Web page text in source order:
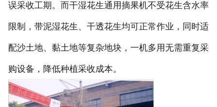
误采收工期。而干湿花生通用摘果机不受花生含水率
限制，带泥湿花生、干透花生均可正常作业，同时适
配沙土地、黏土地等复杂地块，一机多用无需重复采
购设备，降低种植采收成本。